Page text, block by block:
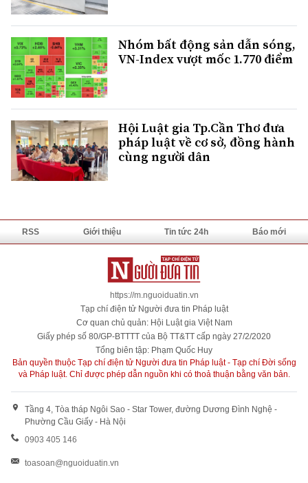
Nhóm bất động sản dẫn sóng,
VN-Index vượt mốc 1.770 điểm
Hội Luật gia Tp.Cần Thơ đưa
pháp luật về cơ sở, đồng hành
cùng người dân
RSS Giới thiệu Tin tức 24h Báo mới
https://m.nguoiduatin.vn
Tạp chí điện tử Người đưa tin Pháp luật
Cơ quan chủ quản: Hội Luật gia Việt Nam
Giấy phép số 80/GP-BTTTT của Bộ TT&TT cấp ngày 27/2/2020
Tổng biên tập: Phạm Quốc Huy
Bản quyền thuộc Tạp chí điện tử Người đưa tin Pháp luật - Tạp chí Đời sống
và Pháp luật. Chỉ được phép dẫn nguồn khi có thoả thuận bằng văn bản.
Tầng 4, Tòa tháp Ngôi Sao - Star Tower, đường Dương Đình Nghệ -
Phường Cầu Giấy - Hà Nội
0903 405 146
toasoan@nguoiduatin.vn